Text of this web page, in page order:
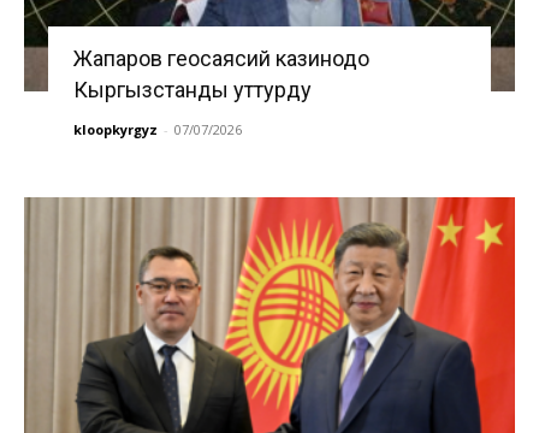
Жапаров геосаясий казинодо
Кыргызстанды уттурду
kloopkyrgyz - 07/07/2026